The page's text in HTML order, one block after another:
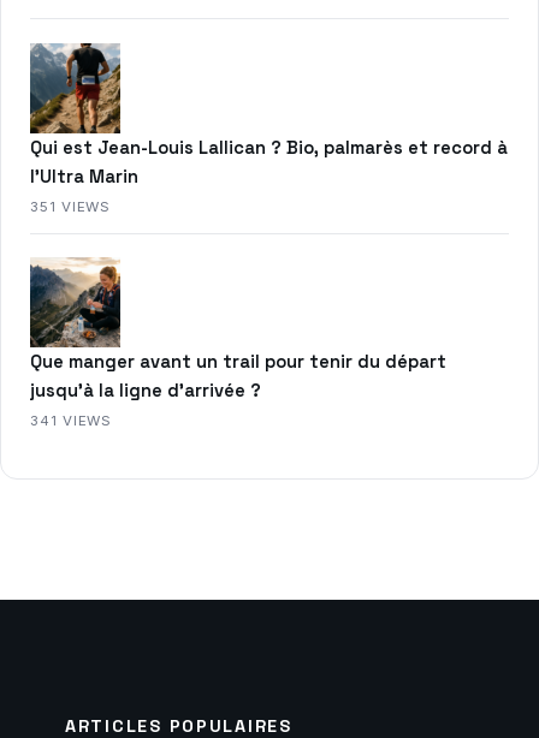
Qui est Jean-Louis Lallican ? Bio, palmarès et record à
l’Ultra Marin
351 VIEWS
Que manger avant un trail pour tenir du départ
jusqu’à la ligne d’arrivée ?
341 VIEWS
ARTICLES POPULAIRES